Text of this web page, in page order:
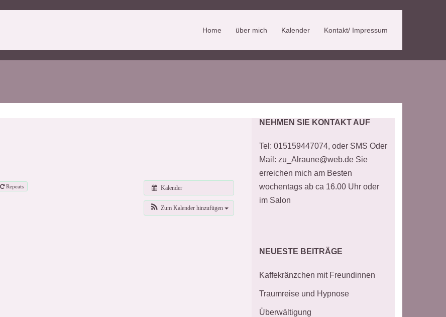
Home über mich Kalender Kontakt/ Impressum
Kalender
Zum Kalender hinzufügen
Repeats
NEHMEN SIE KONTAKT AUF
Tel: 015159447074, oder SMS Oder
Mail: zu_Alraune@web.de Sie
erreichen mich am Besten
wochentags ab ca 16.00 Uhr oder
im Salon
NEUESTE BEITRÄGE
Kaffekränzchen mit Freundinnen
Traumreise und Hypnose
Überwältigung